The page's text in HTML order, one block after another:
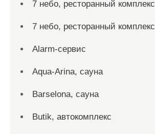
7 небо, ресторанный комплекс
7 небо, ресторанный комплекс
Alarm-сервис
Aqua-Arina, сауна
Barselona, сауна
Butik, автокомплекс